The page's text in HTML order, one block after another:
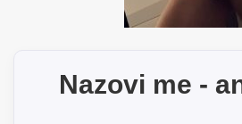
Nazovi me -